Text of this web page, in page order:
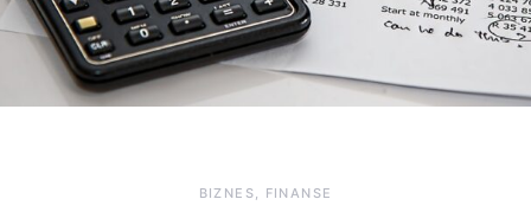
BIZNES, FINANSE